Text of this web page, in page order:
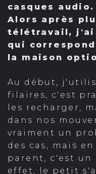
casques audio.
Alors après
télétravail, j'ai
qui
la maison
Au début,
filaires, c'est
les recharger,
dans nos
vraiment un
des cas, mais
parent, c'est un
effet, le petit